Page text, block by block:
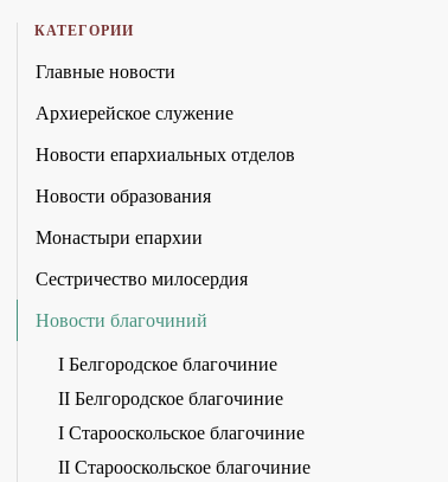
КАТЕГОРИИ
Главные новости
Архиерейское служение
Новости епархиальных отделов
Новости образования
Монастыри епархии
Сестричество милосердия
Новости благочиний
I Белгородское благочиние
II Белгородское благочиние
I Старооскольское благочиние
II Старооскольское благочиние